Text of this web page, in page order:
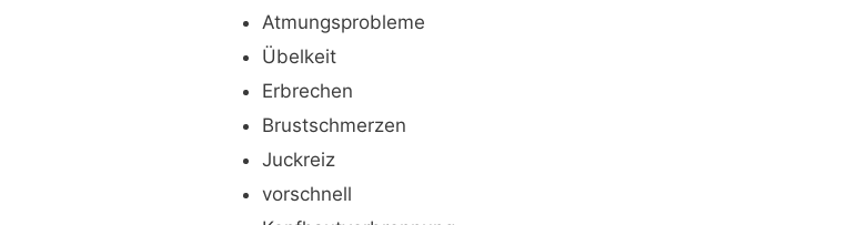
Atmungsprobleme
Übelkeit
Erbrechen
Brustschmerzen
Juckreiz
vorschnell